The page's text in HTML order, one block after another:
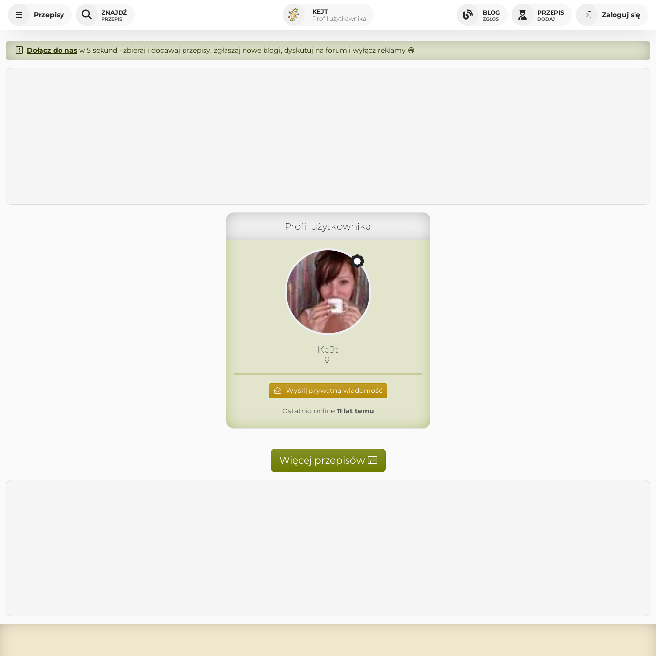
Przepisy ZNAJDŹ
PRZEPIS
KEJT
Profil użytkownika
BLOG
ZGŁOŚ
PRZEPIS
DODAJ Zaloguj się
Dołącz do nasw 5 sekund - zbieraj i dodawaj przepisy, zgłaszaj nowe blogi, dyskutuj na forum i wyłącz reklamy 😄
Profil użytkownika
KeJt
Wyślij prywatną wiadomość
Ostatnio online 11 lat temu
Więcej przepisów